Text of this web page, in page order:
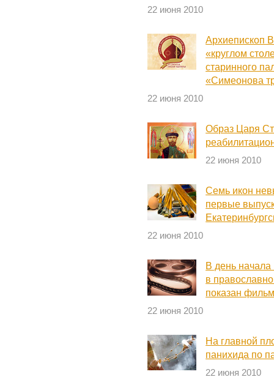
22 июня 2010
Архиепископ
«круглом
старинного
«Симеонова
22 июня 2010
Образ Царя
22 июня 2010
Семь икон
первые
22 июня 2010
В день
в
показан
22 июня 2010
На главной
панихида по
22 июня 2010